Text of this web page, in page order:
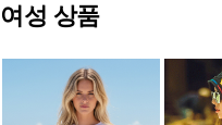
여성 상품